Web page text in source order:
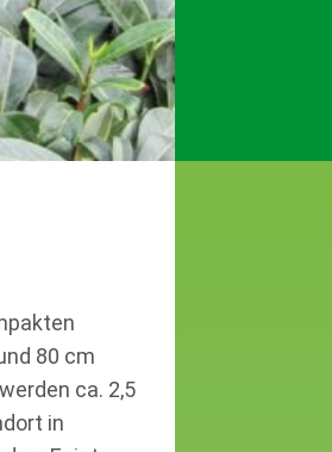
80 cm
ca. 2,5
in